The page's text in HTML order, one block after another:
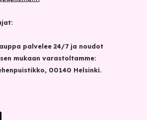
palvelee 24/7 ja noudot
mukaan varastoltamme:
00140 Helsinki.